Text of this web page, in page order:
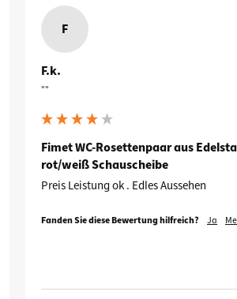
F
F.k.
""
Fimet WC-Rosettenpaar aus
rot/weiß Schauscheibe
Preis Leistung ok . Edles Aussehen
Fanden Sie diese Bewertung hilfreich? Ja